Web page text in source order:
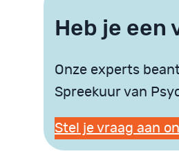
Heb je een
Onze experts
Spreekuur van
Stel je vraag aan